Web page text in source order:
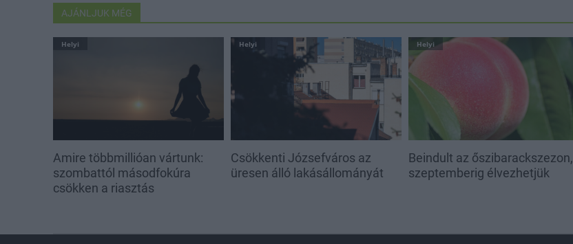
AJÁNLJUK MÉG
Helyi
Amire többmillióan vártunk:
szombattól másodfokúra
csökken a riasztás
Helyi
Csökkenti Józsefváros az
üresen álló lakásállományát
Helyi
Beindult az őszibarackszezon,
szeptemberig élvezhetjük